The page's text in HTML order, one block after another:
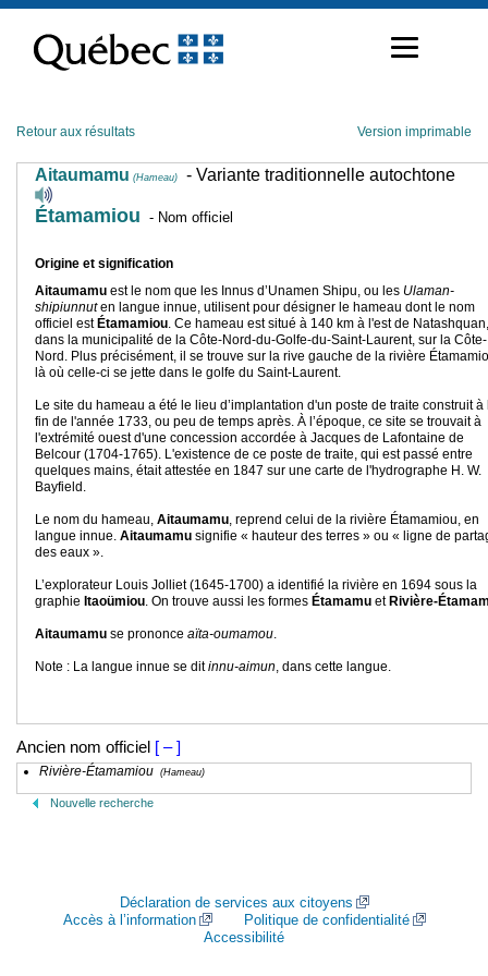
contenu
Retour aux résultats Version imprimable
Aitaumamu (Hameau) - Variante traditionnelle autochtone
Étamamiou - Nom officiel
Origine et signification
Aitaumamu est le nom que les Innus d’Unamen Shipu, ou les Ulaman-
shipiunnuten langue innue, utilisent pour désigner le hameau dont le nom
officiel est Étamamiou. Ce hameau est situé à 140 km à l'est de Natashquan,
dans la municipalité de la Côte-Nord-du-Golfe-du-Saint-Laurent, sur la Côte-
Nord. Plus précisément, il se trouve sur la rive gauche de la rivière
là où celle-ci se jette dans le golfe du Saint-Laurent.
Le site du hameau a été le lieu d’implantation d'un poste de traite construit à
fin de l'année 1733, ou peu de temps après. À l’époque, ce site se trouvait à
l'extrémité ouest d'une concession accordée à Jacques de Lafontaine de
Belcour (1704-1765). L'existence de ce poste de traite, qui est passé entre
quelques mains, était attestée en 1847 sur une carte de l'hydrographe H. W.
Bayfield.
Le nom du hameau, Aitaumamu, reprend celui de la rivière Étamamiou, en
langue innue. Aitaumamu signifie « hauteur des terres » ou « ligne de
des eaux ».
L’explorateur Louis Jolliet (1645-1700) a identifié la rivière en 1694 sous la
graphie Itaoümiou. On trouve aussi les formes Étamamu et Rivière-
Aitaumamu se prononce aïta-oumamou.
Note : La langue innue se ditinnu-aimun, dans cette langue.
Ancien nom officiel [ – ]
Rivière-Étamamiou (Hameau)
Nouvelle recherche
Déclaration de services aux citoyens
Accès à l’information
Politique de confidentialité
Accessibilité